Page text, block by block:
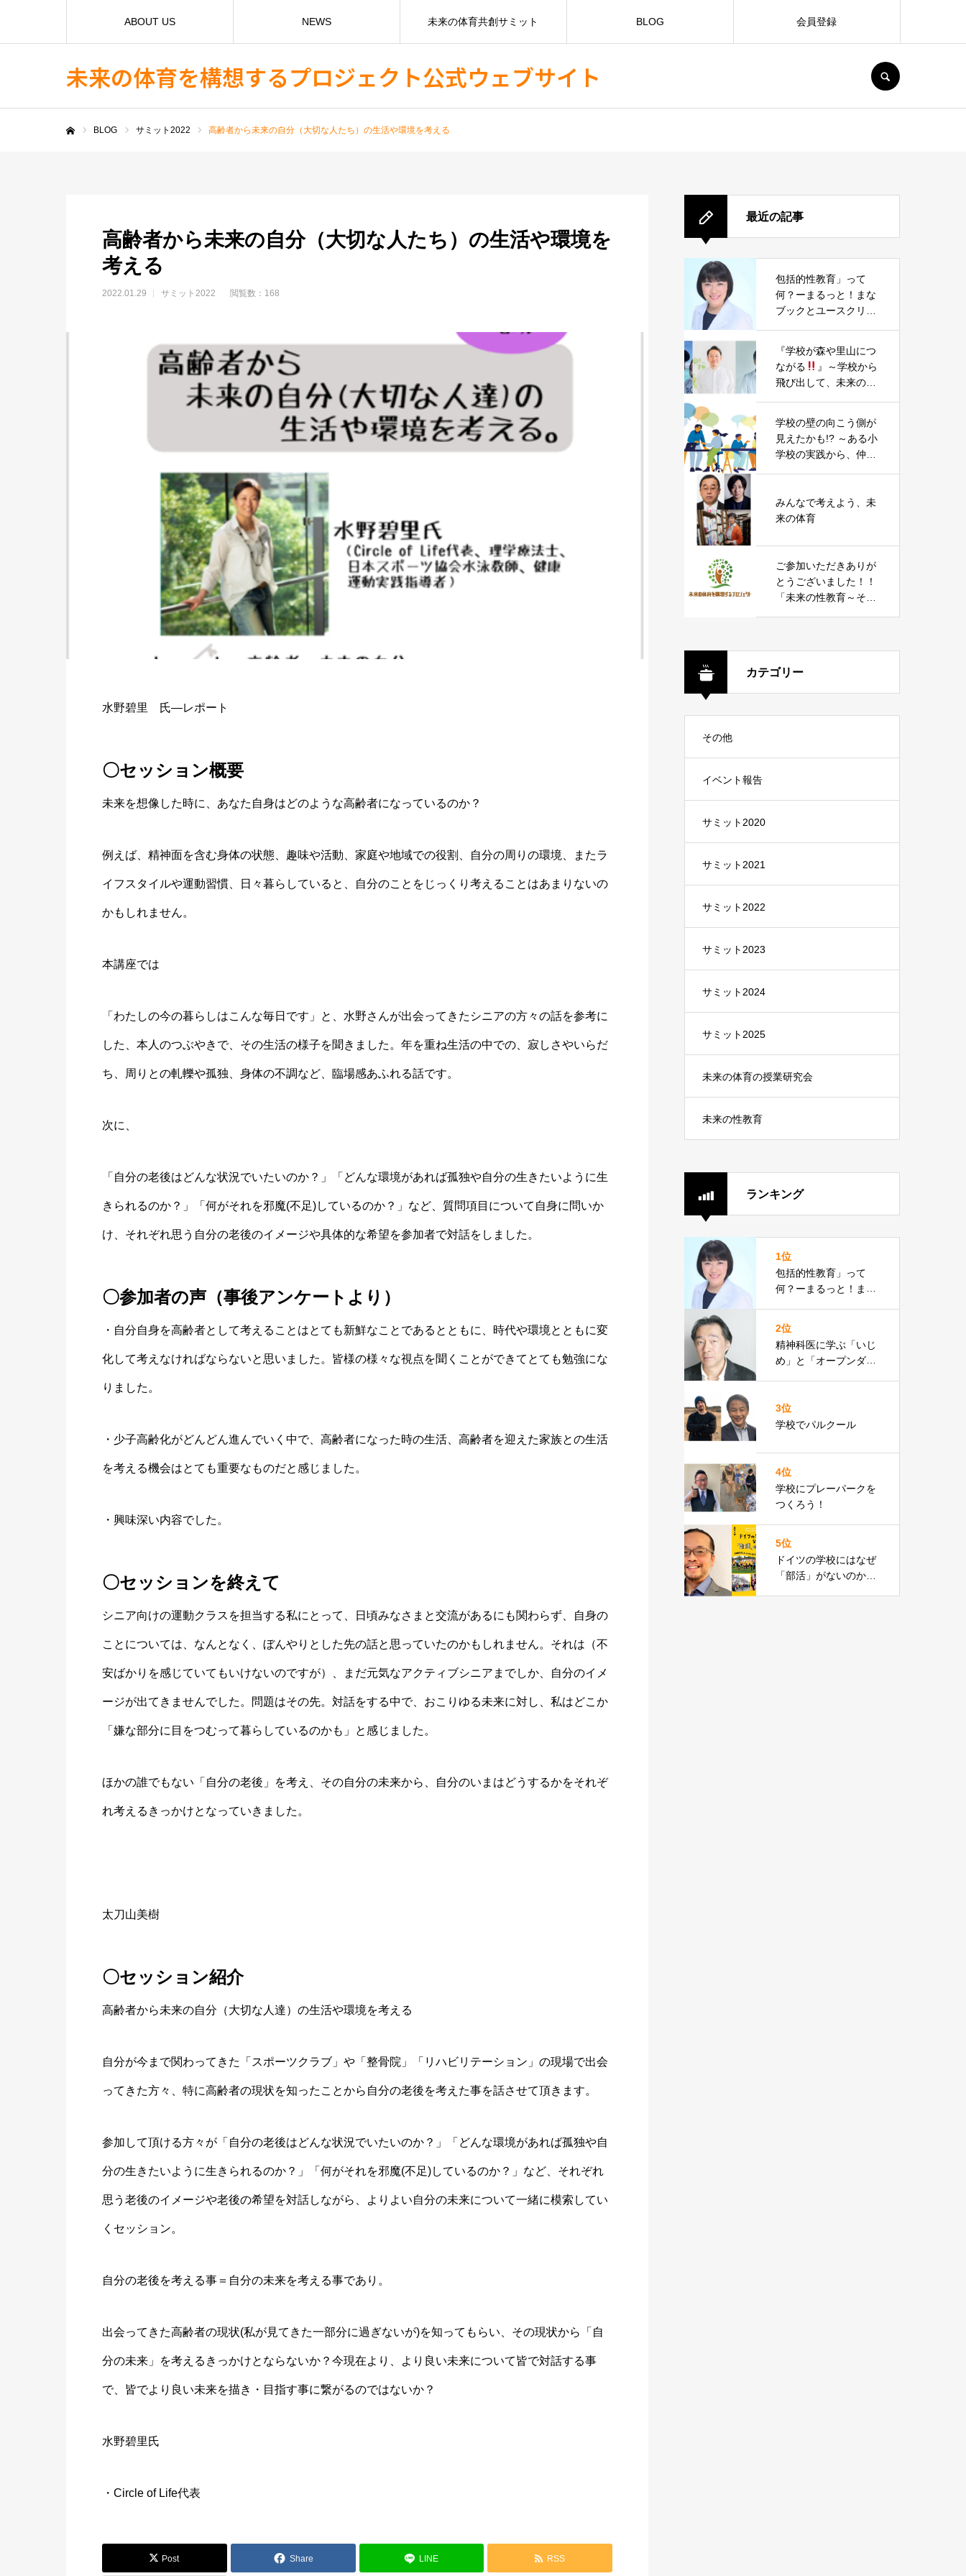
未来の体育を構想するプロジェクト公式ウェブサイト
ABOUT US NEWS 未来の体育共創サミット BLOG 会員登録
BLOG サミット2022 高齢者から未来の自分（大切な人たち）の生活や環境を考える
高齢者から未来の自分（大切な人たち）の生活や環境を
考える
2022.01.29 サミット2022 閲覧数：168
水野碧里 氏―レポート
〇セッション概要
未来を想像した時に、あなた自身はどのような高齢者になっているのか？
例えば、精神面を含む身体の状態、趣味や活動、家庭や地域での役割、自分の周りの環境、またラ
イフスタイルや運動習慣、日々暮らしていると、自分のことをじっくり考えることはあまりないの
かもしれません。
本講座では
「わたしの今の暮らしはこんな毎日です」と、水野さんが出会ってきたシニアの方々の話を参考に
した、本人のつぶやきで、その生活の様子を聞きました。年を重ね生活の中での、寂しさやいらだ
ち、周りとの軋轢や孤独、身体の不調など、臨場感あふれる話です。
次に、
「自分の老後はどんな状況でいたいのか？」「どんな環境があれば孤独や自分の生きたいように生
きられるのか？」「何がそれを邪魔(不足)しているのか？」など、質問項目について自身に問いか
け、それぞれ思う自分の老後のイメージや具体的な希望を参加者で対話をしました。
〇参加者の声（事後アンケートより）
・自分自身を高齢者として考えることはとても新鮮なことであるとともに、時代や環境とともに変
化して考えなければならないと思いました。皆様の様々な視点を聞くことができてとても勉強にな
りました。
・少子高齢化がどんどん進んでいく中で、高齢者になった時の生活、高齢者を迎えた家族との生活
を考える機会はとても重要なものだと感じました。
・興味深い内容でした。
〇セッションを終えて
シニア向けの運動クラスを担当する私にとって、日頃みなさまと交流があるにも関わらず、自身の
ことについては、なんとなく、ぼんやりとした先の話と思っていたのかもしれません。それは（不
安ばかりを感じていてもいけないのですが）、まだ元気なアクティブシニアまでしか、自分のイメ
ージが出てきませんでした。問題はその先。対話をする中で、おこりゆる未来に対し、私はどこか
「嫌な部分に目をつむって暮らしているのかも」と感じました。
ほかの誰でもない「自分の老後」を考え、その自分の未来から、自分のいまはどうするかをそれぞ
れ考えるきっかけとなっていきました。
太刀山美樹
〇セッション紹介
高齢者から未来の自分（大切な人達）の生活や環境を考える
自分が今まで関わってきた「スポーツクラブ」や「整骨院」「リハビリテーション」の現場で出会
ってきた方々、特に高齢者の現状を知ったことから自分の老後を考えた事を話させて頂きます。
参加して頂ける方々が「自分の老後はどんな状況でいたいのか？」「どんな環境があれば孤独や自
分の生きたいように生きられるのか？」「何がそれを邪魔(不足)しているのか？」など、それぞれ
思う老後のイメージや老後の希望を対話しながら、よりよい自分の未来について一緒に模索してい
くセッション。
自分の老後を考える事＝自分の未来を考える事であり。
出会ってきた高齢者の現状(私が見てきた一部分に過ぎないが)を知ってもらい、その現状から「自
分の未来」を考えるきっかけとならないか？今現在より、より良い未来について皆で対話する事
で、皆でより良い未来を描き・目指す事に繋がるのではないか？
水野碧里氏
・Circle of Life代表
Post Share LINE RSS
最近の記事
包括的性教育」って
何？ーまるっと！まな
ブックとユースクリニ
『学校が森や里山につ
ながる
』～学校から
飛び出して、未来の学
柄”でのまちづくり・小
学校昇降口木質化PJT
を題材に～
学校の壁の向こう側が
見えたかも!? ～ある小
学校の実践から、仲間
みんなで考えよう、未
来の体育
ご参加いただきありが
とうございました！！
「未来の性教育～そろ
カテゴリー
その他
イベント報告
サミット2020
サミット2021
サミット2022
サミット2023
サミット2024
サミット2025
未来の体育の授業研究会
未来の性教育
ランキング
1位
包括的性教育」って
何？ーまるっと！まな
2位
精神科医に学ぶ「いじ
め」と「オープンダイ
3位
学校でパルクール
4位
学校にプレーパークを
つくろう！
5位
ドイツの学校にはなぜ
「部活」がないのか？-